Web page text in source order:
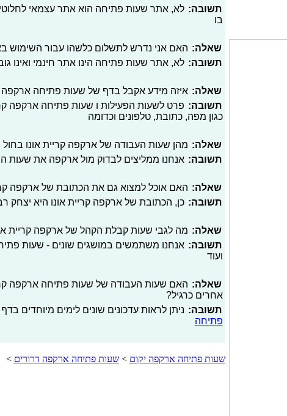
תשובה: לא, אתר שעות פתיחה הוא אתר עצמאי
בו
שאלה: האם אני נדרש לתשלום כלשהו עבור השימוש
תשובה: לא, אתר שעות פתיחה הינו אתר חינמי ואינו
שאלה: איזה מידע אקבל בדף של שעות פתיחה ארקפה
תשובה: פרט לשעות הפעילות ו שעות פתיחה ארקפה
כגון מפה, כתובת, טלפונים וכדומה
שאלה: מהן שעות העבודה של ארקפה קריית אונו
תשובה: אנחנו ממליצים לבדוק מול ארקפה את שעות
שאלה: האם אוכל למצוא גם את הכתובת של ארקפה
תשובה: כן, הכתובת של ארקפה קריית אונו היא יצחק רבין 2
שאלה: מה לגבי שעות קבלת הקהל של ארקפה קריית
תשובה: אנחנו משתמשים במושגים שונים - שעות
ועוד
שאלה: האם שעות העבודה של שעות פתיחה ארקפה
אחרים כרגיל?
תשובה: ניתן לראות עדכונים שונים לימים מיוחדים
פתיחה
שעות פתיחה ארקפה יקום >שעות פתיחה ארקפה דרורים >